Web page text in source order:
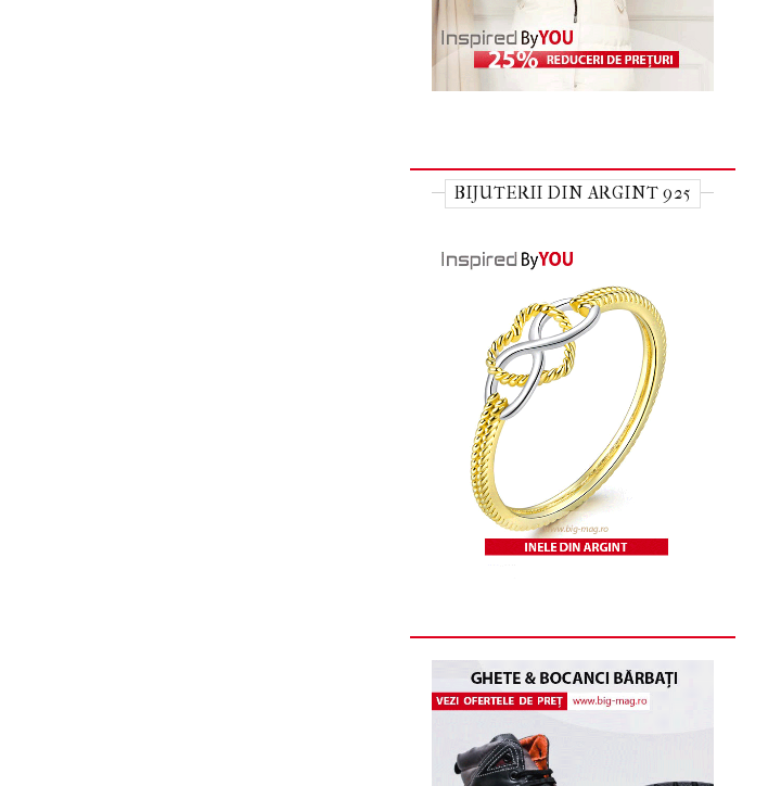
BIJUTERII DIN ARGINT 925